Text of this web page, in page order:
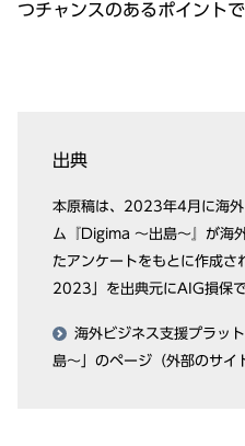
つチャンスのあるポイントで
出典
本原稿は、2023年4⽉に海外
ム『Digima 〜出島〜』が海
たアンケートをもとに作成
2023」を出典元にAIG損保で
海外ビジネス⽀援プラッ
島〜」のページ（外部のサイ